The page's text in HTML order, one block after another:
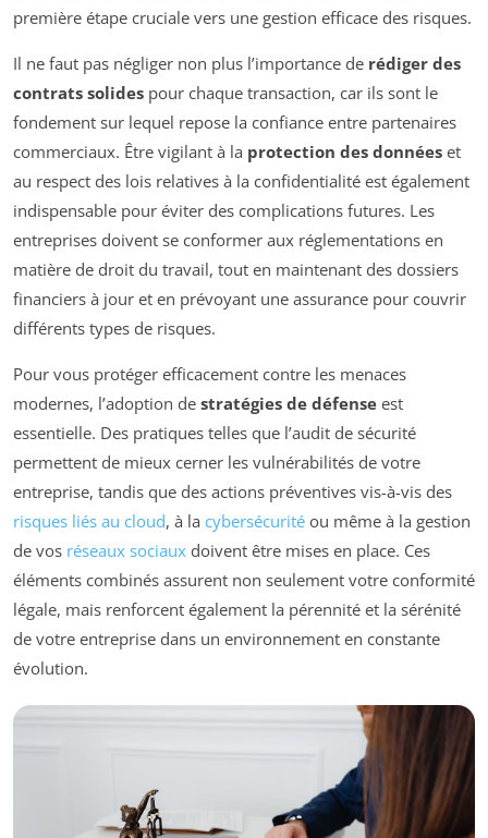
première étape cruciale vers une gestion efficace des risques.
Il ne faut pas négliger non plus l’importance de rédiger des
contrats solides pour chaque transaction, car ils sont le
fondement sur lequel repose la confiance entre partenaires
commerciaux. Être vigilant à la protection des données et
au respect des lois relatives à la confidentialité est également
indispensable pour éviter des complications futures. Les
entreprises doivent se conformer aux réglementations en
matière de droit du travail, tout en maintenant des dossiers
financiers à jour et en prévoyant une assurance pour couvrir
différents types de risques.
Pour vous protéger efficacement contre les menaces
modernes, l’adoption de stratégies de défense est
essentielle. Des pratiques telles que l’audit de sécurité
permettent de mieux cerner les vulnérabilités de votre
entreprise, tandis que des actions préventives vis-à-vis des
risques liés au cloud, à la cybersécurité ou même à la gestion
de vos réseaux sociaux doivent être mises en place. Ces
éléments combinés assurent non seulement votre conformité
légale, mais renforcent également la pérennité et la sérénité
de votre entreprise dans un environnement en constante
évolution.